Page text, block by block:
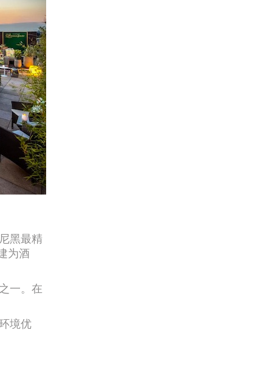
黑最精
为酒
一。在
境优